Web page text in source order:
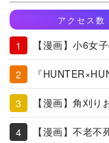
アクセス数
【漫画】小6女
『
【漫画】角刈
【漫画】不老